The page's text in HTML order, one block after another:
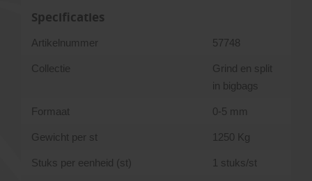
Specificaties
Artikelnummer 57748
Collectie
Grind en split
in bigbags
Formaat 0-5 mm
Gewicht per st 1250 Kg
Stuks per eenheid (st) 1 stuks/st